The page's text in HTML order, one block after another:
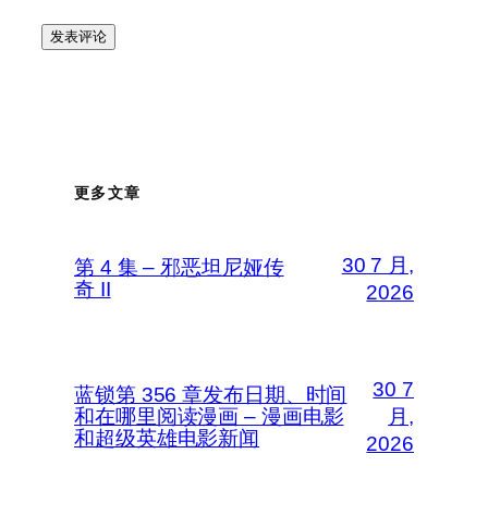
更多文章
第 4 集 – 邪恶坦尼娅传
奇 II
30 7 月,
2026
蓝锁第 356 章发布日期、时间
和在哪里阅读漫画 – 漫画电影
和超级英雄电影新闻
30 7
月,
2026